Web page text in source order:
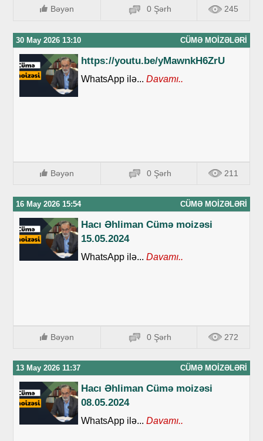
Bəyən 0 Şərh 245
30 May 2026 13:10 CÜMƏ MOIZƏLƏRI
https://youtu.be/yMawnkH6ZrU
WhatsApp ilə... Davamı..
Bəyən 0 Şərh 211
16 May 2026 15:54 CÜMƏ MOIZƏLƏRI
Hacı Əhliman Cümə moizəsi
15.05.2024
WhatsApp ilə... Davamı..
Bəyən 0 Şərh 272
13 May 2026 11:37 CÜMƏ MOIZƏLƏRI
Hacı Əhliman Cümə moizəsi
08.05.2024
WhatsApp ilə... Davamı..